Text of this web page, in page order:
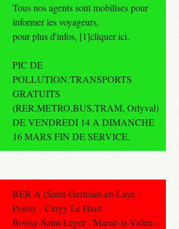
Tous nos agents sont mobilises pour
informer les voyageurs.
pour plus d'infos, [1]cliquer ici.
PIC DE
POLLUTION:TRANSPORTS
GRATUITS
(RER,METRO,BUS,TRAM, Orlyval)
DE VENDREDI 14 A DIMANCHE
16 MARS FIN DE SERVICE.
RER A (Saint-Germain-en-Laye -
Poissy - Cergy Le Haut-
Boissy-Saint-Leger - Marne-la-Vallee -